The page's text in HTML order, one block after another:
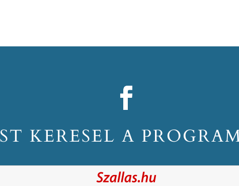
KERESEL A